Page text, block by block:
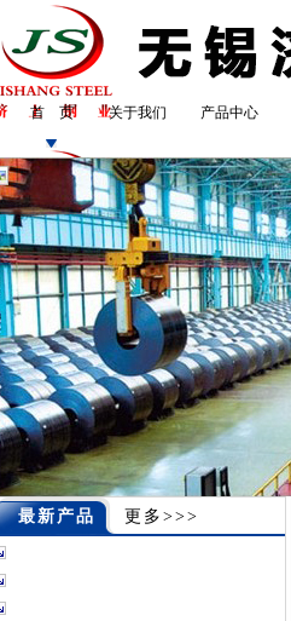
首 页 关于我们 产品中心
最新产品 更多>>>